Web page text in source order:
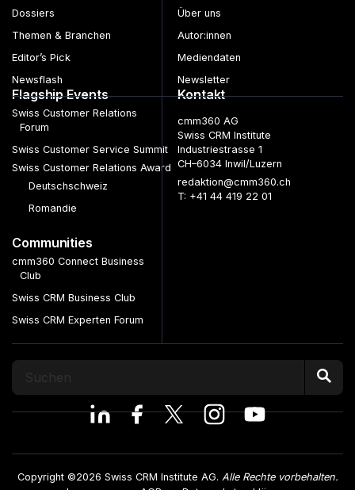
Dossiers
Themen & Branchen
Editor’s Pick
Newsflash
Über uns
Autor:innen
Mediendaten
Newsletter
Flagship Events
Swiss Customer Relations
Forum
Swiss Customer Service Summit
Swiss Customer Relations Award
Deutschschweiz
Romandie
Communities
cmm360 Connect Business
Club
Swiss CRM Business Club
Swiss CRM Experten Forum
Kontakt
cmm360 AG
Swiss CRM Institute
Industriestrasse 1
CH–6034 Inwil/Luzern
redaktion@cmm360.ch
T: +41 44 419 22 01
Copyright ©2026 Swiss CRM Institute AG. Alle Rechte vorbehalten.